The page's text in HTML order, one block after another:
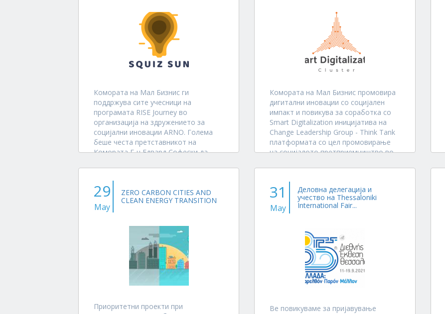
Комората на Мал Бизнис ги
поддржува сите учесници на
програмата RISE Journey во
организација на здружението за
социјални иновации ARNO. Голема
беше честа претставникот на
Комората Г-н Едвард Софески да
Waste...
Комората на Мал Бизнис промовира
дигитални иновации со социјален
импакт и повикува за соработка со
Smart Digitalization иницијатива на
Change Leadership Group - Think Tank
платформата со цел промовирање
на социјалото претприемништво во
29
May
ZERO CARBON CITIES AND
CLEAN ENERGY TRANSITION
Приоритетни проекти при
31
May
Деловна делегација и
учество на Thessaloniki
International Fair...
Ве повикуваме за пријавување